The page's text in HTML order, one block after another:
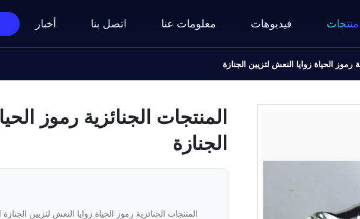
منتجات فيديوهات معلومات عنا اتصل بنا أخبار
رموز الحياة زوايا النعش لتزيين الجنازة
المنتجات الجنائزية رموز
الجنازة
المنتجات الجنائزية رموز الحياة زوايا النعش لتزيين